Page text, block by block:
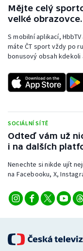
Rychlobruslení
Rychlostní
Short track
Sportovní střelba
Stolní tenis
Triatlon
Veslování
Ostatní
Mějte celý
velké obrazovce.
S mobilní aplikací,
máte ČT sport vždy po
bonusový obsah kdekoli
SOCIÁLNÍ SÍTĚ
Odteď vám už
i na dalších
Nenechte si nikde ujít
na Facebooku, X,